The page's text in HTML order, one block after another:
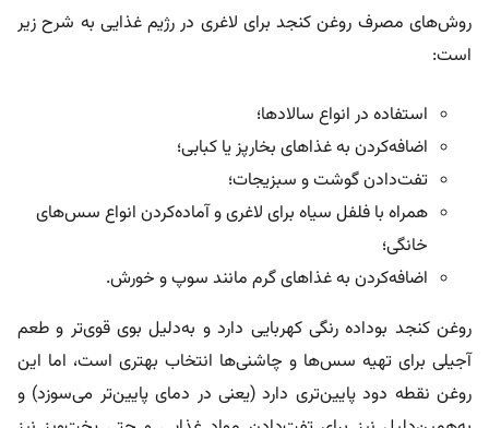
روش‌های مصرف روغن کنجد برای لاغری در رژیم غذایی به شرح زیر
است:
استفاده در انواع سالادها؛
اضافه‌کردن به غذاهای بخارپز یا کبابی؛
تفت‌دادن گوشت و سبزیجات؛
همراه با فلفل سیاه برای لاغری و آماده‌کردن انواع سس‌های
خانگی؛
اضافه‌کردن به غذاهای گرم مانند سوپ و خورش.
روغن‌ کنجد بوداده رنگی کهربایی دارد و به‌دلیل بوی قوی‌تر و طعم
آجیلی برای تهیه سس‌ها و چاشنی‌ها انتخاب بهتری است، اما این
روغن نقطه دود پایین‌تری دارد (یعنی در دمای پایین‌تر می‌سوزد) و